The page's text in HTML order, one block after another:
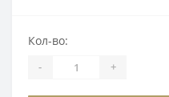
Кол-во:
- +